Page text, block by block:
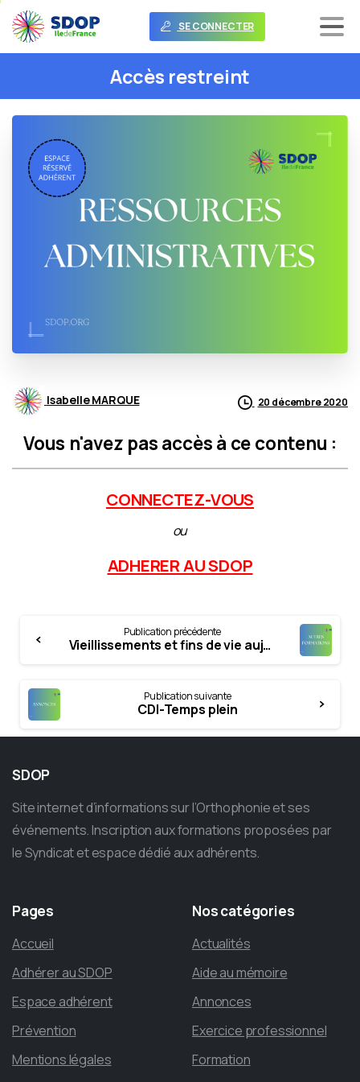
SE CONNECTER
Accès restreint
Isabelle MARQUE 20 décembre 2020
Vous n'avez pas accès à ce contenu :
CONNECTEZ-VOUS
ou
ADHERER AU SDOP
Reading
Publication précédente
Vieillissements et fins de vie aujourd’hui
Publication suivante
CDI-Temps plein
SDOP
Site internet d’informations sur l’Orthophonie et ses
événements. Inscription aux formations proposées par
le Syndicat et espace dédié aux adhérents.
Pages
Accueil
Adhérer au SDOP
Espace adhérent
Prévention
Mentions légales
Noscatégories
Actualités
Aide au mémoire
Annonces
Exercice professionnel
Formation